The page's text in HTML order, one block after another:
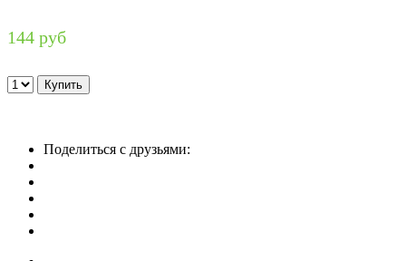
144 руб
Поделиться с друзьями: